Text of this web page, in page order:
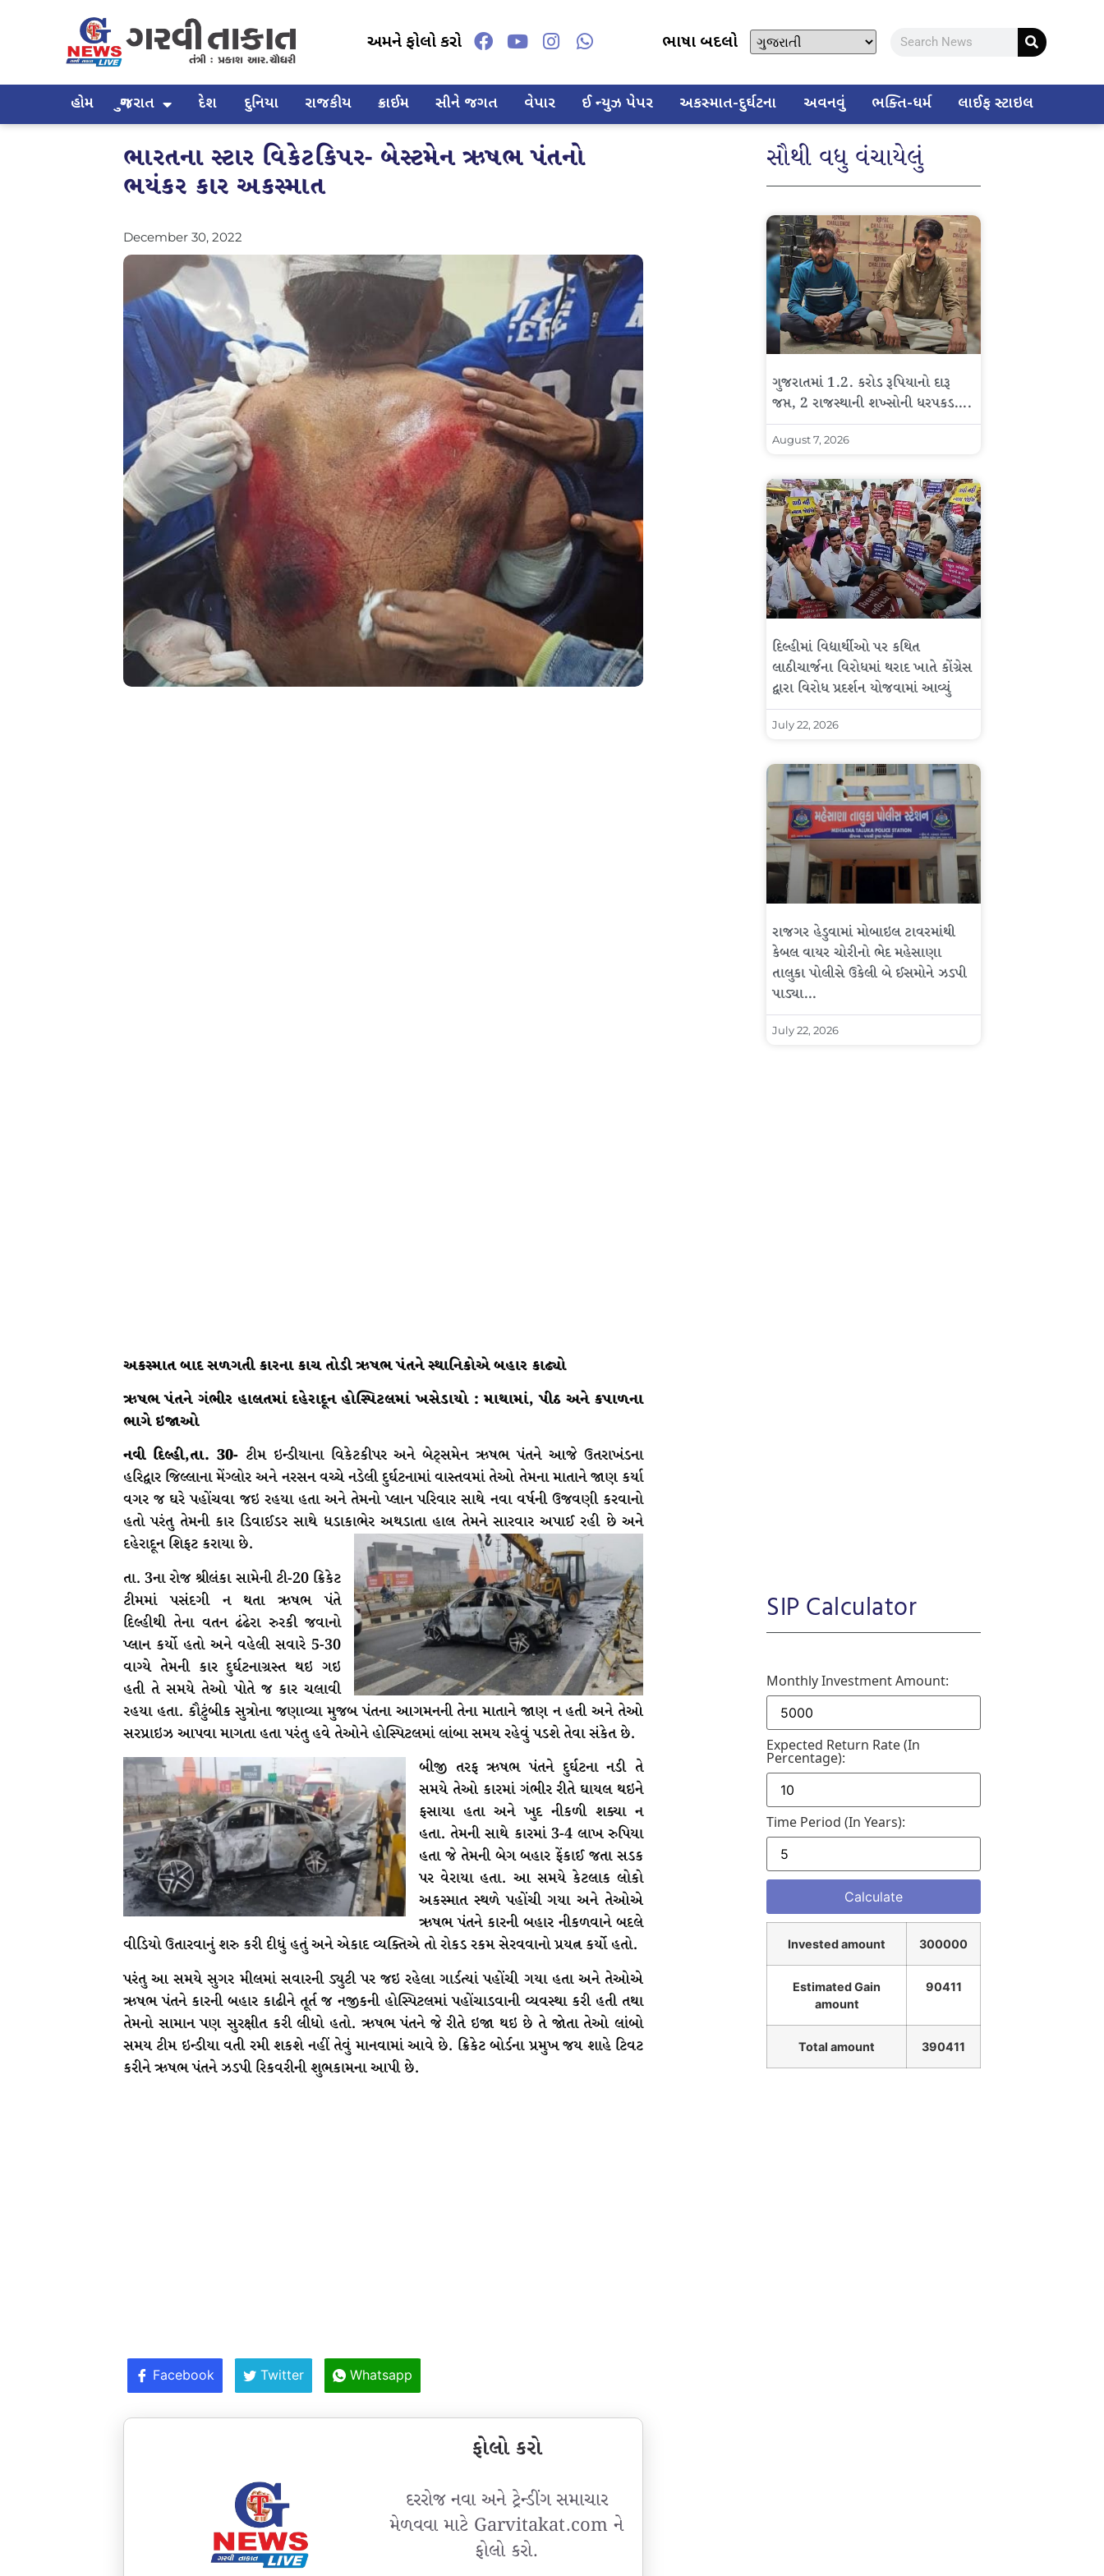
અમને ફોલો કરો ભાષા બદલો
હોમ ગુજરાત દેશ દુનિયા રાજકીય ક્રાઈમ સીને જગત વેપાર ઈ ન્યુઝ પેપર અકસ્માત-દુર્ઘટના અવનવું ભક્તિ-ધર્મ લાઈફ સ્ટાઇલ
ભારતના સ્ટાર વિકેટકિપર- બેસ્ટમેન ઋષભ પંતનો
ભયંકર કાર અકસ્માત
December 30, 2022
અકસ્માત બાદ સળગતી કારના કાચ તોડી ઋષભ પંતને સ્થાનિકોએ બહાર કાઢ્યો
ઋષભ પંતને ગંભીર હાલતમાં દહેરાદૂન હોસ્પિટલમાં ખસેડાયો : માથામાં, પીઠ અને કપાળના
ભાગે ઇજાઓ
નવી દિલ્હી,તા. 30-ટીમ ઇન્ડીયાના વિકેટકીપર અને બેટ્સમેન ઋષભ પંતને આજે ઉતરાખંડના
હરિદ્વાર જિલ્લાના મેંગ્લોર અને નરસન વચ્ચે નડેલી દુર્ઘટનામાં વાસ્તવમાં તેઓ તેમના માતાને જાણ કર્યા
વગર જ ઘરે પહોંચવા જઇ રહયા હતા અને તેમનો પ્લાન પરિવાર સાથે નવા વર્ષની ઉજવણી કરવાનો
હતો પરંતુ તેમની કાર ડિવાઈડર સાથે ધડાકાભેર અથડાતા હાલ તેમને સારવાર અપાઈ રહી છે અને
દહેરાદૂન શિફટ કરાયા છે.
તા. 3ના રોજ શ્રીલંકા સામેની ટી-20 ક્રિકેટ
ટીમમાં પસંદગી ન થતા ઋષભ પંતે
દિલ્હીથી તેના વતન ઢંઢેરા રુરકી જવાનો
પ્લાન કર્યો હતો અને વહેલી સવારે 5-30
વાગ્યે તેમની કાર દુર્ઘટનાગ્રસ્ત થઇ ગઇ
હતી તે સમયે તેઓ પોતે જ કાર ચલાવી
રહયા હતા. કૌટુંબીક સુત્રોના જણાવ્યા મુજબ પંતના આગમનની તેના માતાને જાણ ન હતી અને તેઓ
સરપ્રાઇઝ આપવા માગતા હતા પરંતુ હવે તેઓને હોસ્પિટલમાં લાંબા સમય રહેવું પડશે તેવા સંકેત છે.
બીજી તરફ ઋષભ પંતને દુર્ઘટના નડી તે
સમયે તેઓ કારમાં ગંભીર રીતે ઘાયલ થઇને
ફસાયા હતા અને ખુદ નીકળી શક્યા ન
હતા. તેમની સાથે કારમાં 3-4 લાખ રુપિયા
હતા જે તેમની બેગ બહાર ફેંકાઈ જતા સડક
પર વેરાયા હતા. આ સમયે કેટલાક લોકો
અકસ્માત સ્થળે પહોંચી ગયા અને તેઓએ
ઋષભ પંતને કારની બહાર નીકળવાને બદલે
વીડિયો ઉતારવાનું શરુ કરી દીધું હતું અને એકાદ વ્યક્તિએ તો રોકડ રકમ સેરવવાનો પ્રયત્ન કર્યો હતો.
પરંતુ આ સમયે સુગર મીલમાં સવારની ડ્યુટી પર જઇ રહેલા ગાર્ડત્યાં પહોંચી ગયા હતા અને તેઓએ
ઋષભ પંતને કારની બહાર કાઢીને તૂર્ત જ નજીકની હોસ્પિટલમાં પહોંચાડવાની વ્યવસ્થા કરી હતી તથા
તેમનો સામાન પણ સુરક્ષીત કરી લીધો હતો. ઋષભ પંતને જે રીતે ઇજા થઇ છે તે જોતા તેઓ લાંબો
સમય ટીમ ઇન્ડીયા વતી રમી શકશે નહીં તેવું માનવામાં આવે છે. ક્રિકેટ બોર્ડના પ્રમુખ જય શાહે ટિવટ
કરીને ઋષભ પંતને ઝડપી રિકવરીની શુભકામના આપી છે.
Facebook Twitter Whatsapp
ફોલો કરો
દરરોજ નવા અને ટ્રેન્ડીંગ સમાચાર
મેળવવા માટે Garvitakat.com ને
ફોલો કરો.
સૌથી વધુ વંચાયેલું
ગુજરાતમાં 1.2. કરોડ રૂપિયાનો દારૂ
જપ્ત, 2 રાજસ્થાની શખ્સોની ધરપકડ….
August 7, 2026
દિલ્હીમાં વિદ્યાર્થીઓ પર કથિત
લાઠીચાર્જના વિરોધમાં થરાદ ખાતે કોંગ્રેસ
દ્વારા વિરોધ પ્રદર્શન યોજવામાં આવ્યું
July 22, 2026
રાજગર હેડુવામાં મોબાઇલ ટાવરમાંથી
કેબલ વાયર ચોરીનો ભેદ મહેસાણા
તાલુકા પોલીસે ઉકેલી બે ઈસમોને ઝડપી
પાડ્યા…
July 22, 2026
SIP Calculator
Monthly Investment Amount:
Expected Return Rate (in
Percentage):
Time Period (in Years):
Invested amount 300000
Estimated Gain
amount
90411
Total amount 390411